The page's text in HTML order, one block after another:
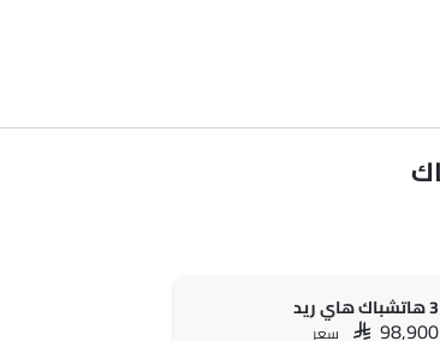
3 هاتشباك هاي ريد
SAR 98,900 سعر